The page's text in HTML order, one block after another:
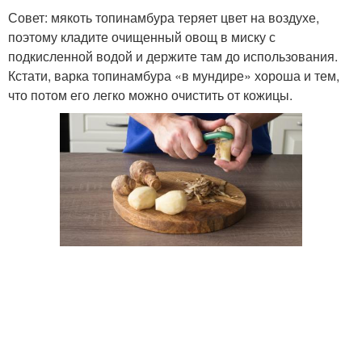
Совет: мякоть топинамбура теряет цвет на воздухе,
поэтому кладите очищенный овощ в миску с
подкисленной водой и держите там до использования.
Кстати, варка топинамбура «в мундире» хороша и тем,
что потом его легко можно очистить от кожицы.